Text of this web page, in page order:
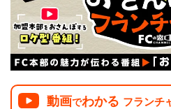
脱サラで開業
法人様オススメ
副業・サイドビジネス
週間ランキング
動画でわかる フランチ